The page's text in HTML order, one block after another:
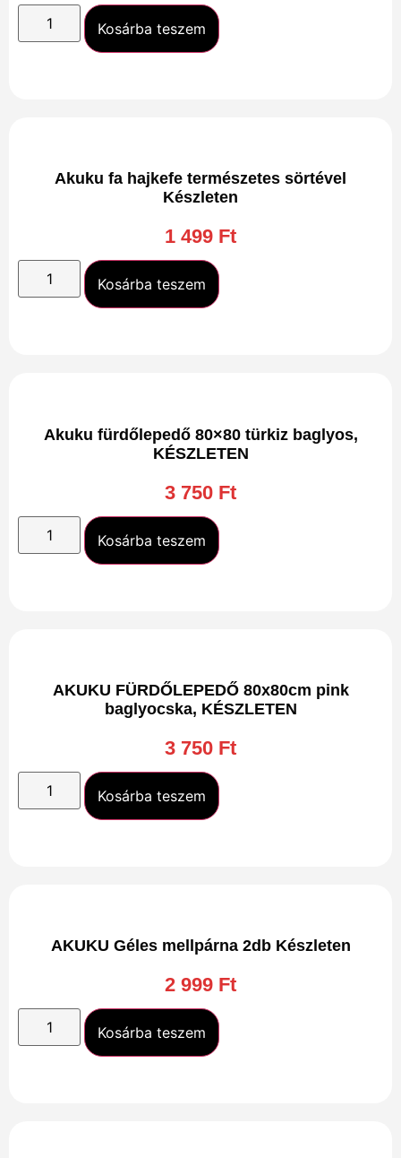
Kosárba teszem
Akuku fa hajkefe természetes sörtével
Készleten
1 499 Ft
Kosárba teszem
Akuku fürdőlepedő 80×80 türkiz baglyos,
KÉSZLETEN
3 750 Ft
Kosárba teszem
AKUKU FÜRDŐLEPEDŐ 80x80cm pink
baglyocska, KÉSZLETEN
3 750 Ft
Kosárba teszem
AKUKU Géles mellpárna 2db Készleten
2 999 Ft
Kosárba teszem